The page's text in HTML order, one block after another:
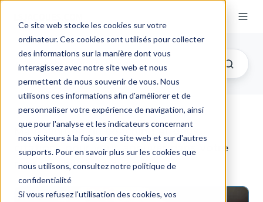
Ce site web stocke les cookies sur votre
ordinateur. Ces cookies sont utilisés pour collecter
des informations sur la manière dont vous
interagissez avec notre site web et nous
permettent de nous souvenir de vous. Nous
utilisons ces informations afin d'améliorer et de
personnaliser votre expérience de navigation, ainsi
que pour l'analyse et les indicateurs concernant
nos visiteurs à la fois sur ce site web et sur d'autres
supports. Pour en savoir plus sur les cookies que
nous utilisons, consultez notre politique de
confidentialité
Si vous refusez l'utilisation des cookies, vos
Ma définition du coaching et deux
citations pour vous appuyer dans votre
responsabilité de coach